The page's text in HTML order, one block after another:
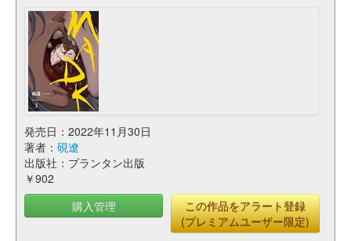
発売日：2022年11月30日
著者： 硯遼
出版社：プランタン出版
￥902
購入管理
この作品をアラート登録
(プレミアムユーザー限定)